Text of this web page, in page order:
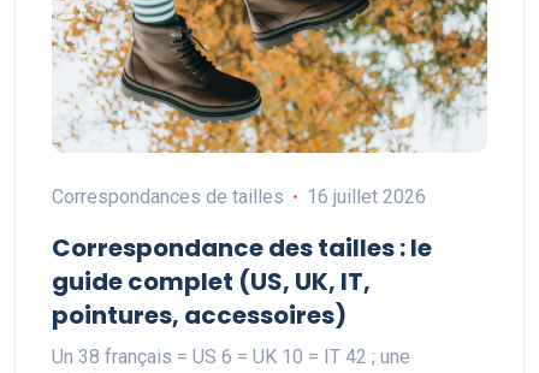
Correspondances de tailles 16 juillet 2026
Correspondance des tailles : le
guide complet (US, UK, IT,
pointures, accessoires)
Un 38 français = US 6 = UK 10 = IT 42 ; une